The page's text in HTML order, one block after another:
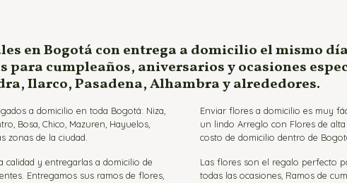
en Bogotá con entrega a domicilio el mismo
para cumpleaños, aniversarios y ocasiones
Ilarco, Pasadena, Alhambra y alrededores.
a domicilio en toda Bogotá: Niza,
Bosa, Chico, Mazuren, Hayuelos,
zonas de la ciudad.
Enviar flores a domicilio es muy
un lindo Arreglo con Flores de
costo de domicilio dentro de
y entregarlas a domicilio de
Entregamos sus ramos de flores,
Las flores son el regalo perfecto
todas las ocasiones, Ramos de